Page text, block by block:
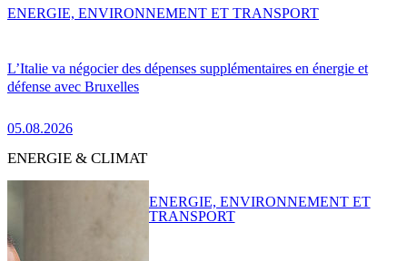
L’Italie va négocier des dépenses supplémentaires en énergie et
défense avec Bruxelles
05.08.2026
ENERGIE, ENVIRONNEMENT ET TRANSPORT
ENERGIE & CLIMAT
ENERGIE, ENVIRONNEMENT ET
TRANSPORT